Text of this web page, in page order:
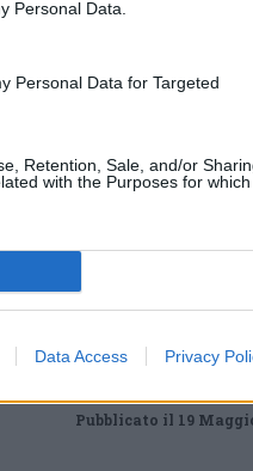
Personal Data.
Personal Data for Targeted
Retention, Sale, and/or
with the Purposes for
Data Access Privacy
diagosto
Pubblicato il 19